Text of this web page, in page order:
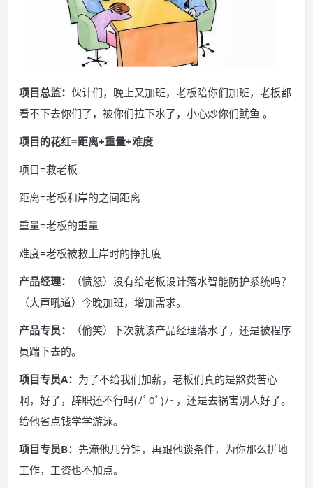
项目总监： 伙计们，晚上又加班，老板陪你们加班，老板都
看不下去你们了，被你们拉下水了，小心炒你们鱿鱼 。
项目的花红=距离+重量+难度
项目=救老板
距离=老板和岸的之间距离
重量=老板的重量
难度=老板被救上岸时的挣扎度
产品经理：
（愤怒）没有给老板设计落水智能防护系统吗？
（大声吼道）今晚加班，增加需求。
产品专员：
（偷笑）下次就该产品经理落水了，还是被程序
员踹下去的。
项目专员A： 为了不给我们加薪，老板们真的是煞费苦心
啊，好了，辞职还不行吗(ﾉﾟ0ﾟ)ﾉ~，还是去祸害别人好了。
给他省点钱学学游泳。
项目专员B： 先淹他几分钟，再跟他谈条件，为你那么拼地
工作，工资也不加点。